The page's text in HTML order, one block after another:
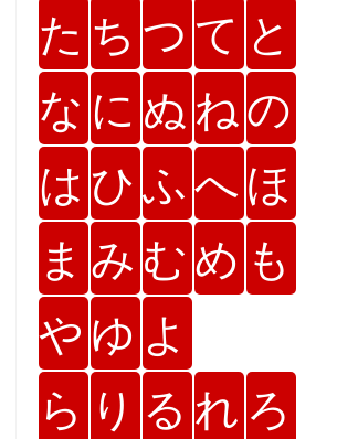
た ち つ て と
な に ぬ ねの
は ひふへほ
ま み むめ も
や ゆ よ
ら り る れ ろ